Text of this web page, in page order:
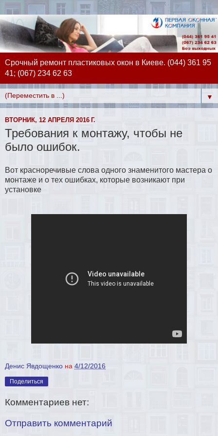
Срочный ремонт пластиковых окон в Киеве. (044) 361 95
41; (067) 234 62 63
▼
ВТОРНИК, 12 АПРЕЛЯ 2016 Г.
Требования к монтажу, чтобы не
было ошибок.
Вот красноречивые слова одного знаменитого мастера о
монтаже и о тех ошибках, которые возникают при
установке
Денис Явдощенко на 4/12/2016
Поделиться
Комментариев нет:
Отправить комментарий